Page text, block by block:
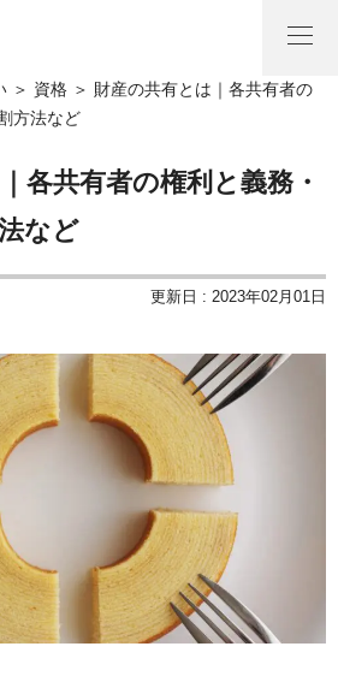
＞ 資格 ＞ 財産の共有とは｜各共有者の
方法など
各共有者の権利と義務・
など
更新日 : 2023年02月01日